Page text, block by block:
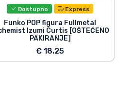
Dostupno Express
Funko POP figura Fullmetal
Izumi Curtis [OŠTEĆENO
PAKIRANJE]
€ 18.25